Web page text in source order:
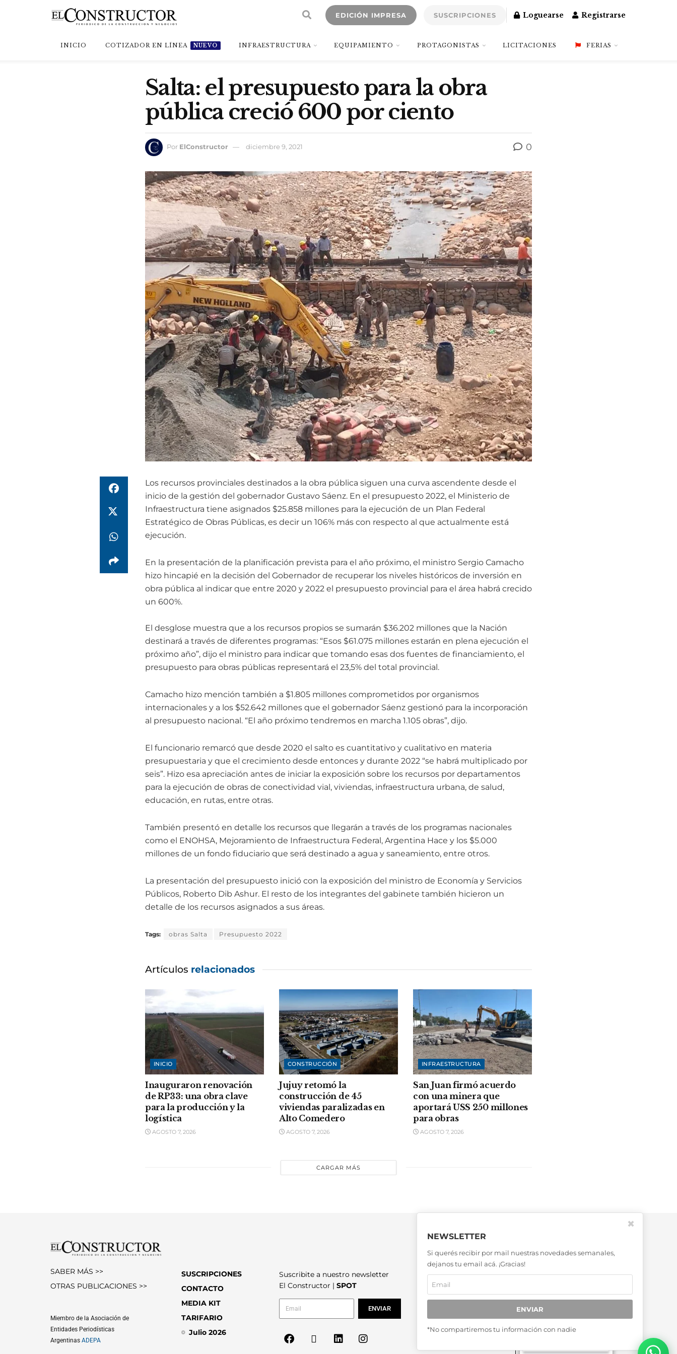
EDICIÓN IMPRESA SUSCRIPCIONES Loguearse Registrarse
INICIO COTIZADOR EN LÍNEA NUEVO INFRAESTRUCTURA EQUIPAMIENTO PROTAGONISTAS LICITACIONES FERIAS
Salta: el presupuesto para la obra
pública creció 600 por ciento
Por ElConstructor diciembre 9, 2021 0
Los recursos provinciales destinados a la obra pública siguen una curva ascendente desde el
inicio de la gestión del gobernador Gustavo Sáenz. En el presupuesto 2022, el Ministerio de
Infraestructura tiene asignados $25.858 millones para la ejecución de un Plan Federal
Estratégico de Obras Públicas, es decir un 106% más con respecto al que actualmente está
ejecución.
En la presentación de la planificación prevista para el año próximo, el ministro Sergio Camacho
hizo hincapié en la decisión del Gobernador de recuperar los niveles históricos de inversión en
obra pública al indicar que entre 2020 y 2022 el presupuesto provincial para el área habrá crecido
un 600%.
El desglose muestra que a los recursos propios se sumarán $36.202 millones que la Nación
destinará a través de diferentes programas: “Esos $61.075 millones estarán en plena ejecución el
próximo año”, dijo el ministro para indicar que tomando esas dos fuentes de financiamiento, el
presupuesto para obras públicas representará el 23,5% del total provincial.
Camacho hizo mención también a $1.805 millones comprometidos por organismos
internacionales y a los $52.642 millones que el gobernador Sáenz gestionó para la incorporación
al presupuesto nacional. “El año próximo tendremos en marcha 1.105 obras”, dijo.
El funcionario remarcó que desde 2020 el salto es cuantitativo y cualitativo en materia
presupuestaria y que el crecimiento desde entonces y durante 2022 “se habrá multiplicado por
seis”. Hizo esa apreciación antes de iniciar la exposición sobre los recursos por departamentos
para la ejecución de obras de conectividad vial, viviendas, infraestructura urbana, de salud,
educación, en rutas, entre otras.
También presentó en detalle los recursos que llegarán a través de los programas nacionales
como el ENOHSA, Mejoramiento de Infraestructura Federal, Argentina Hace y los $5.000
millones de un fondo fiduciario que será destinado a agua y saneamiento, entre otros.
La presentación del presupuesto inició con la exposición del ministro de Economía y Servicios
Públicos, Roberto Dib Ashur. El resto de los integrantes del gabinete también hicieron un
detalle de los recursos asignados a sus áreas.
Tags: obras Salta Presupuesto 2022
Artículos relacionados
INICIO
Inauguraron renovación
de RP33: una obra clave
para la producción y la
logística
AGOSTO 7, 2026
CONSTRUCCIÓN
Jujuy retomó la
construcción de 45
viviendas paralizadas en
Alto Comedero
AGOSTO 7, 2026
INFRAESTRUCTURA
San Juan firmó acuerdo
con una minera que
aportará USS 250 millones
para obras
AGOSTO 7, 2026
CARGAR MÁS
SABER MÁS >>
OTRAS PUBLICACIONES >>
Miembro de la Asociación de
Entidades Periodísticas
Argentinas ADEPA
SUSCRIPCIONES
CONTACTO
MEDIA KIT
TARIFARIO
Julio 2026
Suscribite a nuestro newsletter
El Constructor | SPOT
ENVIAR
NEWSLETTER
Si querés recibir por mail nuestras novedades semanales,
dejanos tu email acá. ¡Gracias!
ENVIAR
*No compartiremos tu información con nadie
✖